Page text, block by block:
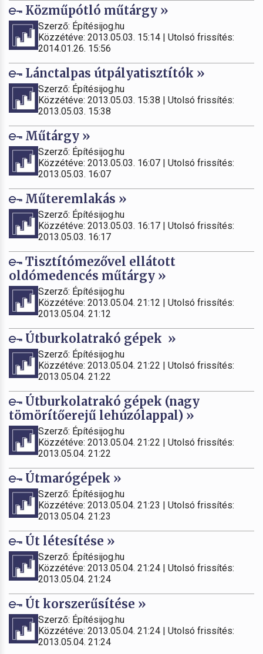
Közműpótló műtárgy »
Szerző: Építésijog.hu
Közzétéve: 2013.05.03. 15:14 | Utolsó frissítés:
2014.01.26. 15:56
Lánctalpas útpályatisztítók »
Szerző: Építésijog.hu
Közzétéve: 2013.05.03. 15:38 | Utolsó frissítés:
2013.05.03. 15:38
Műtárgy »
Szerző: Építésijog.hu
Közzétéve: 2013.05.03. 16:07 | Utolsó frissítés:
2013.05.03. 16:07
Műteremlakás »
Szerző: Építésijog.hu
Közzétéve: 2013.05.03. 16:17 | Utolsó frissítés:
2013.05.03. 16:17
Tisztítómezővel ellátott
oldómedencés műtárgy »
Szerző: Építésijog.hu
Közzétéve: 2013.05.04. 21:12 | Utolsó frissítés:
2013.05.04. 21:12
Útburkolatrakó gépek »
Szerző: Építésijog.hu
Közzétéve: 2013.05.04. 21:22 | Utolsó frissítés:
2013.05.04. 21:22
Útburkolatrakó gépek (nagy
tömörítőerejű lehúzólappal) »
Szerző: Építésijog.hu
Közzétéve: 2013.05.04. 21:22 | Utolsó frissítés:
2013.05.04. 21:22
Útmarógépek »
Szerző: Építésijog.hu
Közzétéve: 2013.05.04. 21:23 | Utolsó frissítés:
2013.05.04. 21:23
Út létesítése »
Szerző: Építésijog.hu
Közzétéve: 2013.05.04. 21:24 | Utolsó frissítés:
2013.05.04. 21:24
Út korszerűsítése »
Szerző: Építésijog.hu
Közzétéve: 2013.05.04. 21:24 | Utolsó frissítés:
2013.05.04. 21:24